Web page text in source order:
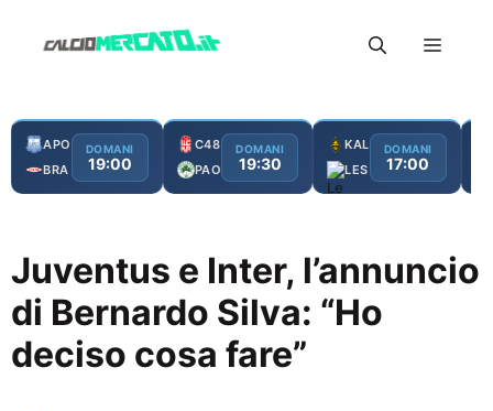
Menu
APO
BRA
DOMANI
19:00
C48
PAO
DOMANI
19:30
KAL
LES
DOMANI
17:00
Juventus e Inter, l’annuncio
di Bernardo Silva: “Ho
deciso cosa fare”